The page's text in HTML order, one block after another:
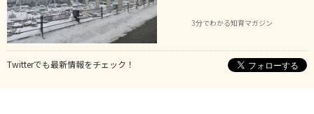
3分でわかる知育マガジン
Twitterでも最新情報をチェック！